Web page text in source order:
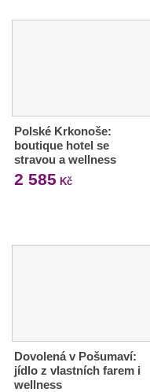
Polské Krkonoše:
boutique hotel se
stravou a wellness
2 585 Kč
Dovolená v Pošumaví:
jídlo z vlastních farem i
wellness